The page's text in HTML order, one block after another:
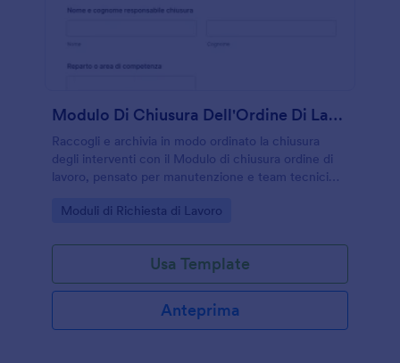
Modulo Di Chiusura Dell'Ordine Di Lavoro
Raccogli e archivia in modo ordinato la chiusura
degli interventi con il Modulo di chiusura ordine di
lavoro, pensato per manutenzione e team tecnici
allegati con Jotform.
Go to Category:
Moduli di Richiesta di Lavoro
Usa Template
Anteprima